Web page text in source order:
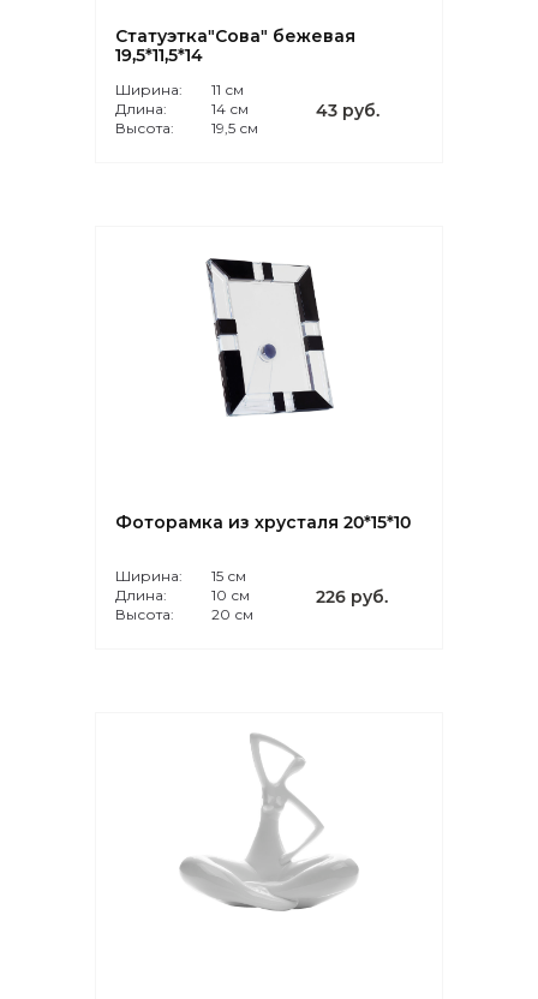
Статуэтка"Сова" бежевая
19,5*11,5*14
Ширина:
11 см
Длина:
14 см
Высота:
19,5 см
43 руб.
Фоторамка из хрусталя 20*15*10
Ширина:
15 см
Длина:
10 см
Высота:
20 см
226 руб.